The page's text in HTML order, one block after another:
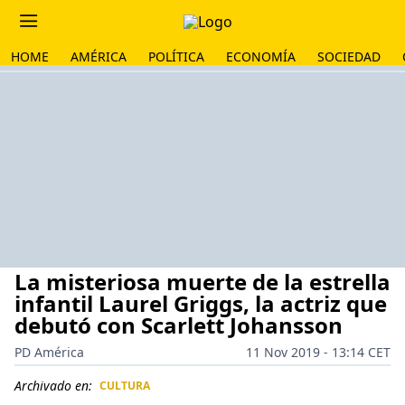
HOME AMÉRICA POLÍTICA ECONOMÍA SOCIEDAD
La misteriosa muerte de la estrella
infantil Laurel Griggs, la actriz que
debutó con Scarlett Johansson
PD América
11 Nov 2019 - 13:14 CET
Archivado en: CULTURA